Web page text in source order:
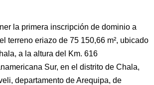
la primera inscripción de dominio a
terreno eriazo de 75 150,66 m², ubicado
a la altura del Km. 616
Sur, en el distrito de Chala,
departamento de Arequipa, de